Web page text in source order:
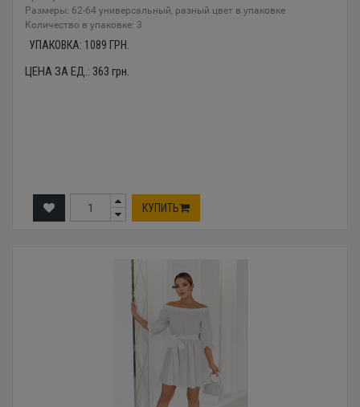
Размеры: 62-64 универсальный, разный цвет в упаковке
Количество в упаковке: 3
УПАКОВКА: 1089 ГРН.
ЦЕНА ЗА ЕД.: 363 грн.
КУПИТЬ